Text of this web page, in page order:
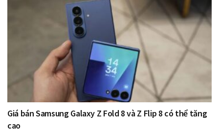
Giá bán Samsung Galaxy Z Fold 8 và Z Flip 8 có thể tăng
cao